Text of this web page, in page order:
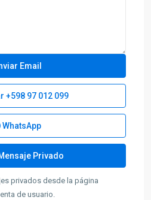
+598 97 012 099
WhatsApp
privados desde la página
de usuario.